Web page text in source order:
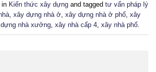
in Kiến thức xây dựng and tagged tư vấn pháp lý
, xây dựng nhà ở, xây dựng nhà ở phố, xây
nhà xưởng, xây nhà cấp 4, xây nhà phố.